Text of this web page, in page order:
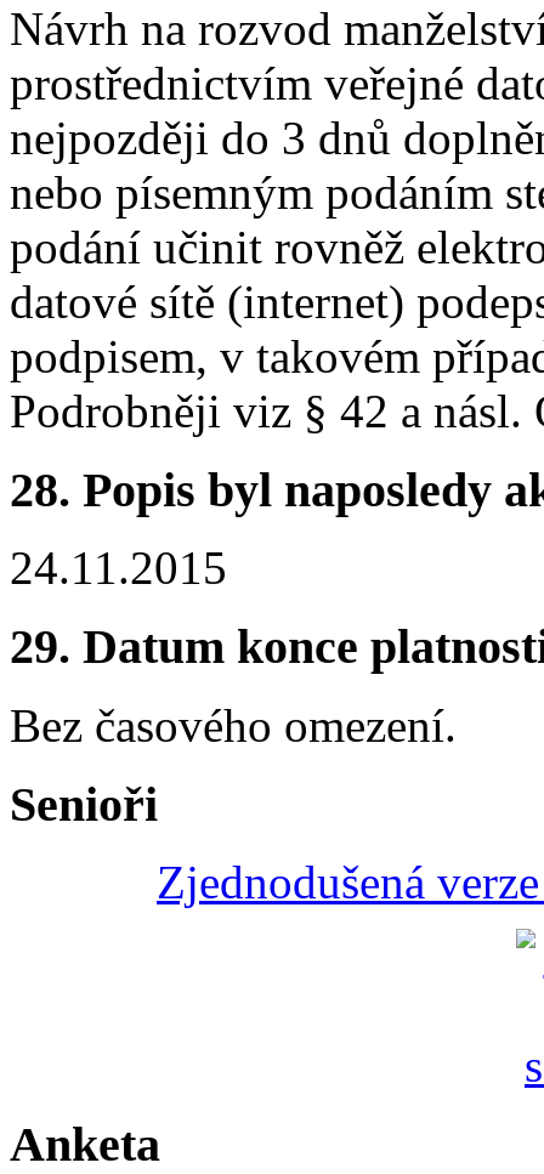
Návrh na rozvod
prostřednictvím veřejné
nejpozději do 3 dnů
nebo písemným podáním
podání učinit rovněž
datové sítě (internet)
podpisem, v takovém
Podrobněji viz § 42 a násl.
28. Popis byl naposledy
24.11.2015
29. Datum konce
Bez časového omezení.
Senioři
Zjednodušená
Anketa